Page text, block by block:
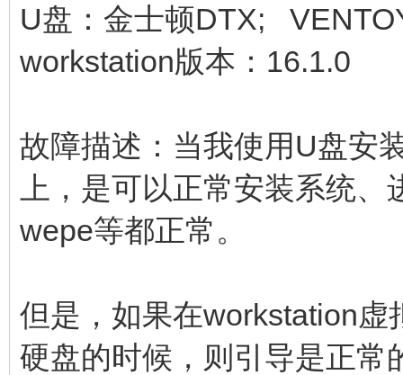
U盘：金士顿DTX;
workstation版本：16.1.0
故障描述：当我使用U盘安
上，是可以正常安装系统
wepe等都正常。
但是，如果在workstation
硬盘的时候，则引导是正常